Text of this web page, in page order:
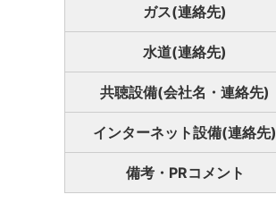
ガス(連絡先)
水道(連絡先)
共聴設備(会社名・連絡先)
インターネット設備(連絡先)
備考・PRコメント